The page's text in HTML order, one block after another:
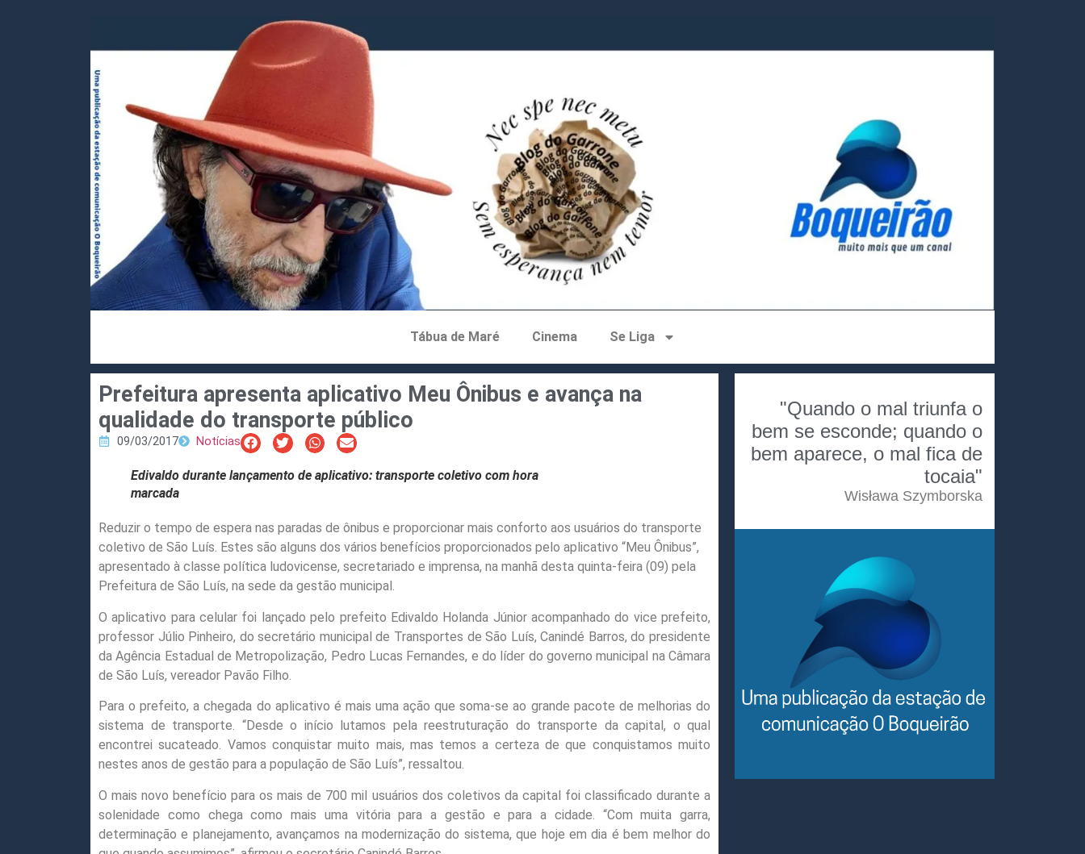
Tábua de Maré Cinema Se Liga
Prefeitura apresenta aplicativo Meu Ônibus e avança na
qualidade do transporte público
09/03/2017 Notícias
Edivaldo durante lançamento de aplicativo: transporte coletivo com hora
marcada
Reduzir o tempo de espera nas paradas de ônibus e proporcionar mais conforto aos usuários do transporte
coletivo de São Luís. Estes são alguns dos vários benefícios proporcionados pelo aplicativo “Meu Ônibus”,
apresentado à classe política ludovicense, secretariado e imprensa, na manhã desta quinta-feira (09) pela
Prefeitura de São Luís, na sede da gestão municipal.
O aplicativo para celular foi lançado pelo prefeito Edivaldo Holanda Júnior acompanhado do vice prefeito,
professor Júlio Pinheiro, do secretário municipal de Transportes de São Luís, Canindé Barros, do presidente
da Agência Estadual de Metropolização, Pedro Lucas Fernandes, e do líder do governo municipal na Câmara
de São Luís, vereador Pavão Filho.
Para o prefeito, a chegada do aplicativo é mais uma ação que soma-se ao grande pacote de melhorias do
sistema de transporte. “Desde o início lutamos pela reestruturação do transporte da capital, o qual
encontrei sucateado. Vamos conquistar muito mais, mas temos a certeza de que conquistamos muito
nestes anos de gestão para a população de São Luís”, ressaltou.
O mais novo benefício para os mais de 700 mil usuários dos coletivos da capital foi classificado durante a
solenidade como chega como mais uma vitória para a gestão e para a cidade. “Com muita garra,
determinação e planejamento, avançamos na modernização do sistema, que hoje em dia é bem melhor do
"Quando o mal triunfa o
bem se esconde; quando o
bem aparece, o mal fica de
tocaia"
Wisława Szymborska